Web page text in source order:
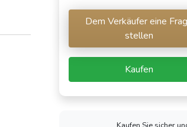
Dem Verkäufer eine
stellen
Kaufen